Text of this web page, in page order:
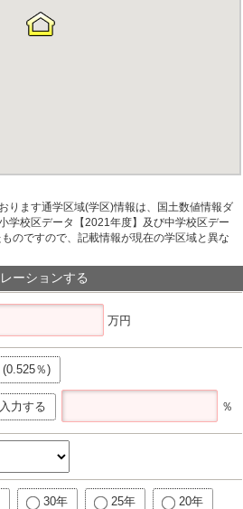
ります通学区域(学区)情報は、国土数値情報ダ
学校区データ【2021年度】及び中学校区デー
のですので、記載情報が現在の学区域と異な
ーションする
万円
％)
力する ％
30年 25年 20年